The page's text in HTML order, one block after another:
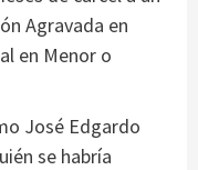
Agravada en
en Menor o
José Edgardo
se habría